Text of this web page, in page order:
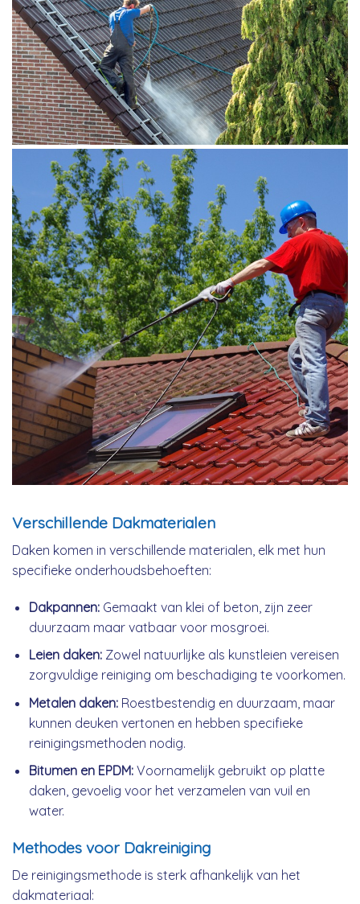
Verschillende Dakmaterialen
Daken komen in verschillende materialen, elk met hun
specifieke onderhoudsbehoeften:
Dakpannen:Gemaakt van klei of beton, zijn zeer
duurzaam maar vatbaar voor mosgroei.
Leien daken:Zowel natuurlijke als kunstleien vereisen
zorgvuldige reiniging om beschadiging te voorkomen.
Metalen daken:Roestbestendig en duurzaam, maar
kunnen deuken vertonen en hebben specifieke
reinigingsmethoden nodig.
Bitumen en EPDM:Voornamelijk gebruikt op platte
daken, gevoelig voor het verzamelen van vuil en
water.
Methodes voor Dakreiniging
De reinigingsmethode is sterk afhankelijk van het
dakmateriaal: